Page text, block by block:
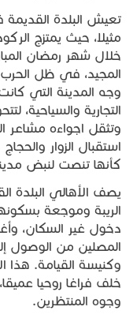
تعيش البلدة
مثيلا، حيث يمتزج
خلال شهر رمضان
المجيد، في ظل الحرب
وجه المدينة التي
التجارية
وتثقل اجواءه مشاعر
استقبال الزوار
كأنها تنصت لنبض
يصف الأهالي البلدة
الريبة وموجعة
دخول غير السكان،
المصلين من الوصول
وكنيسة القيامة. هذا
خلف فراغا روحيا
وجوه المنتظرين.